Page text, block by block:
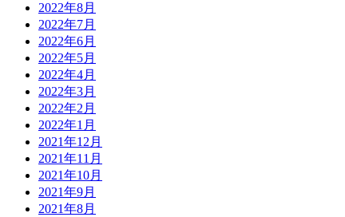
2022年8月
2022年7月
2022年6月
2022年5月
2022年4月
2022年3月
2022年2月
2022年1月
2021年12月
2021年11月
2021年10月
2021年9月
2021年8月